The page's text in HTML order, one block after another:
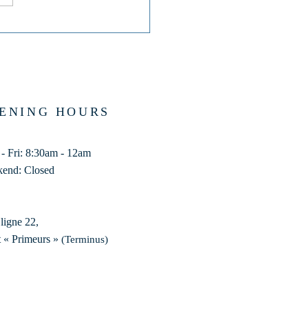
n° 883
HOURS
Fri: 8:30am - 12am
Closed
22,
Primeurs » (Terminus)​